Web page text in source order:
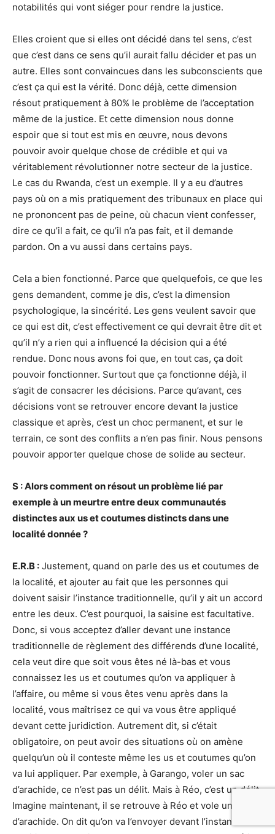
notabilités qui vont siéger pour rendre la justice.
Elles croient que si elles ont décidé dans tel sens, c’est
que c’est dans ce sens qu’il aurait fallu décider et pas un
autre. Elles sont convaincues dans les subconscients que
c’est ça qui est la vérité. Donc déjà, cette dimension
résout pratiquement à 80% le problème de l’acceptation
même de la justice. Et cette dimension nous donne
espoir que si tout est mis en œuvre, nous devons
pouvoir avoir quelque chose de crédible et qui va
véritablement révolutionner notre secteur de la justice.
Le cas du Rwanda, c’est un exemple. Il y a eu d’autres
pays où on a mis pratiquement des tribunaux en place qui
ne prononcent pas de peine, où chacun vient confesser,
dire ce qu’il a fait, ce qu’il n’a pas fait, et il demande
pardon. On a vu aussi dans certains pays.
Cela a bien fonctionné. Parce que quelquefois, ce que les
gens demandent, comme je dis, c’est la dimension
psychologique, la sincérité. Les gens veulent savoir que
ce qui est dit, c’est effectivement ce qui devrait être dit et
qu’il n’y a rien qui a influencé la décision qui a été
rendue. Donc nous avons foi que, en tout cas, ça doit
pouvoir fonctionner. Surtout que ça fonctionne déjà, il
s’agit de consacrer les décisions. Parce qu’avant, ces
décisions vont se retrouver encore devant la justice
classique et après, c’est un choc permanent, et sur le
terrain, ce sont des conflits a n’en pas finir. Nous pensons
pouvoir apporter quelque chose de solide au secteur.
S : Alors comment on résout un problème lié par
exemple à un meurtre entre deux communautés
distinctes aux us et coutumes distincts dans une
localité donnée ?
E.R.B : Justement, quand on parle des us et coutumes de
la localité, et ajouter au fait que les personnes qui
doivent saisir l’instance traditionnelle, qu’il y ait un accord
entre les deux. C’est pourquoi, la saisine est facultative.
Donc, si vous acceptez d’aller devant une instance
traditionnelle de règlement des différends d’une localité,
cela veut dire que soit vous êtes né là-bas et vous
connaissez les us et coutumes qu’on va appliquer à
l’affaire, ou même si vous êtes venu après dans la
localité, vous maîtrisez ce qui va vous être appliqué
devant cette juridiction. Autrement dit, si c’était
obligatoire, on peut avoir des situations où on amène
quelqu’un où il conteste même les us et coutumes qu’on
va lui appliquer. Par exemple, à Garango, voler un sac
d’arachide, ce n’est pas un délit. Mais à Réo, c’est un délit.
Imagine maintenant, il se retrouve à Réo et vole un sac
d’arachide. On dit qu’on va l’envoyer devant l’instance